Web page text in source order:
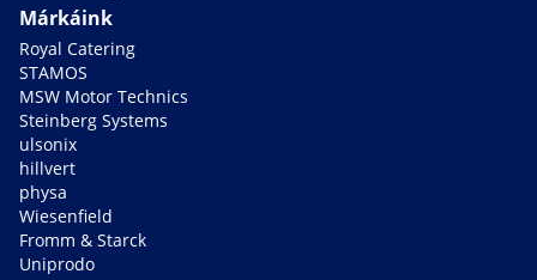
Márkáink
Royal Catering
STAMOS
MSW Motor Technics
Steinberg Systems
ulsonix
hillvert
physa
Wiesenfield
Fromm & Starck
Uniprodo